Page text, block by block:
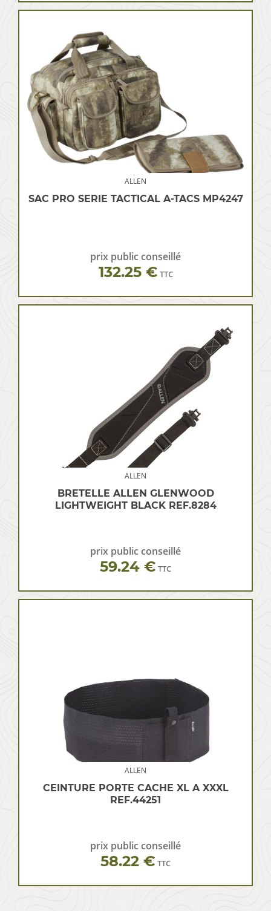
ALLEN
SAC PRO SERIE TACTICAL A-TACS MP4247
prix public conseillé
132.25 € TTC
ALLEN
BRETELLE ALLEN GLENWOOD
LIGHTWEIGHT BLACK REF.8284
prix public conseillé
59.24 € TTC
ALLEN
CEINTURE PORTE CACHE XL A XXXL
REF.44251
prix public conseillé
58.22 € TTC